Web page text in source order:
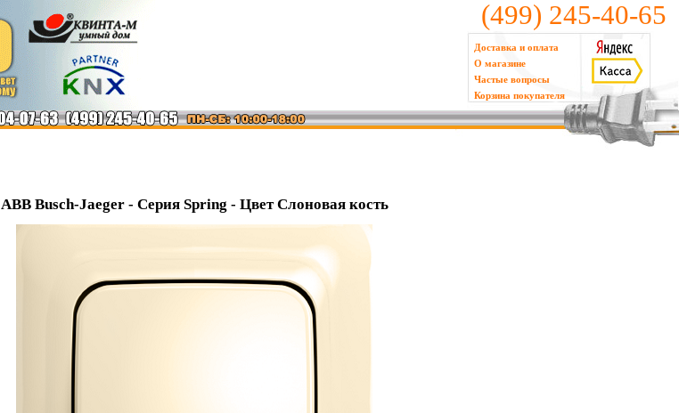
(499) 245-40-65
Доставка и оплата
О магазине
Частые вопросы
Корзина покупателя
ABB Busch-Jaeger - Серия Spring - Цвет Слоновая кость